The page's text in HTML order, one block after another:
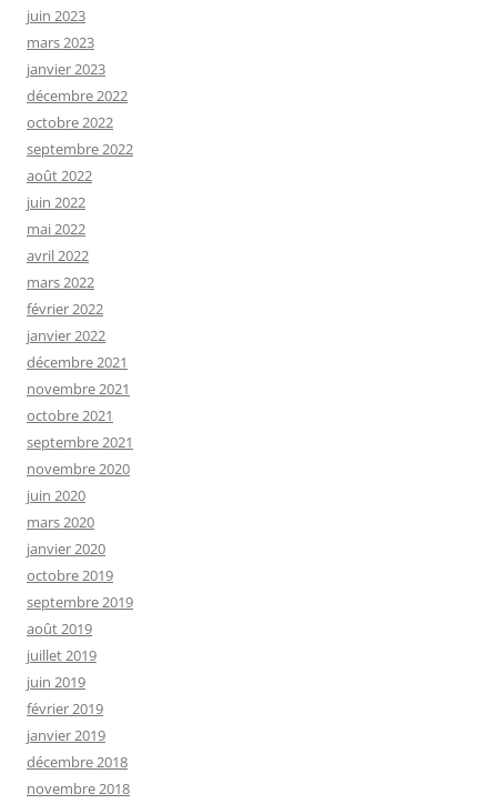
juin 2023
mars 2023
janvier 2023
décembre 2022
octobre 2022
septembre 2022
août 2022
juin 2022
mai 2022
avril 2022
mars 2022
février 2022
janvier 2022
décembre 2021
novembre 2021
octobre 2021
septembre 2021
novembre 2020
juin 2020
mars 2020
janvier 2020
octobre 2019
septembre 2019
août 2019
juillet 2019
juin 2019
février 2019
janvier 2019
décembre 2018
novembre 2018